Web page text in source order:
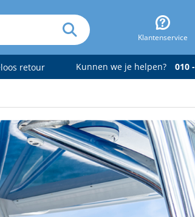
Klantenservice
retour Kunnen we je helpen? 010